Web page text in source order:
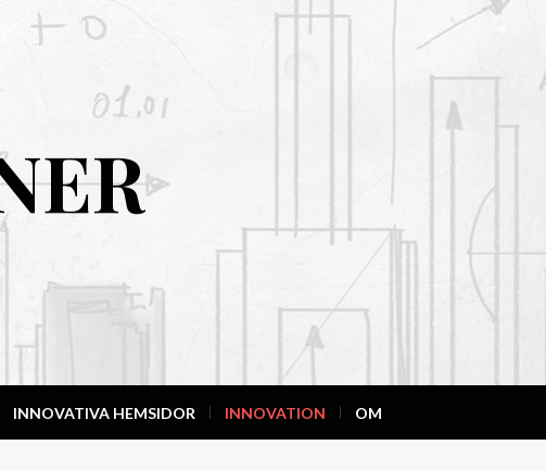
INNOVATIVA HEMSIDOR INNOVATION OM